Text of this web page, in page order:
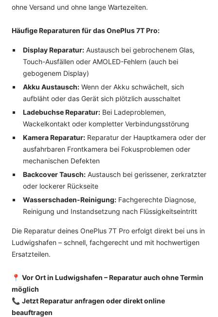
ohne Versand und ohne lange Wartezeiten.
Häufige Reparaturen für das OnePlus 7T Pro:
Display Reparatur:Austausch bei gebrochenem Glas,
Touch-Ausfällen oder AMOLED-Fehlern (auch bei
gebogenem Display)
Akku Austausch:Wenn der Akku schwächelt, sich
aufbläht oder das Gerät sich plötzlich ausschaltet
Ladebuchse Reparatur:Bei Ladeproblemen,
Wackelkontakt oder kompletter Verbindungsstörung
Kamera Reparatur:Reparatur der Hauptkamera oder der
ausfahrbaren Frontkamera bei Fokusproblemen oder
mechanischen Defekten
Backcover Tausch:Austausch bei gerissener, zerkratzter
oder lockerer Rückseite
Wasserschaden-Reinigung:Fachgerechte Diagnose,
Reinigung und Instandsetzung nach Flüssigkeitseintritt
Die Reparatur deines OnePlus 7T Pro erfolgt direkt bei uns in
Ludwigshafen – schnell, fachgerecht und mit hochwertigen
Ersatzteilen.
📍 Vor Ort in Ludwigshafen – Reparatur auch ohne Termin
möglich
📞 Jetzt Reparatur anfragen oder direkt online
beauftragen